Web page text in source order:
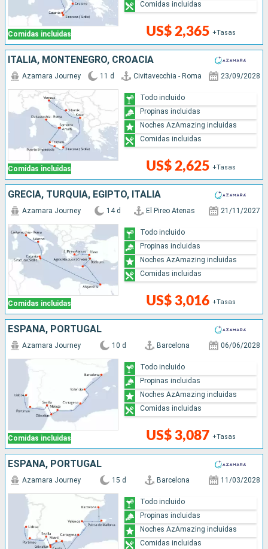
Comidas incluidas US$ 2,365 +Tasas
Comidas incluidas
ITALIA, MONTENEGRO, CROACIA
Comidas incluidas
Azamara Journey 11 d Civitavecchia - Roma 23/09/2028
US$ 2,625 +Tasas
Todo incluido
Propinas incluidas
Noches AzAmazing incluidas
Comidas incluidas
GRECIA, TURQUÍA, EGIPTO, ITALIA
Comidas incluidas
Azamara Journey 14 d El Pireo Atenas 21/11/2027
US$ 3,016 +Tasas
Todo incluido
Propinas incluidas
Noches AzAmazing incluidas
Comidas incluidas
ESPAÑA, PORTUGAL
Comidas incluidas
Azamara Journey 10 d Barcelona 06/06/2028
US$ 3,087 +Tasas
Todo incluido
Propinas incluidas
Noches AzAmazing incluidas
Comidas incluidas
ESPAÑA, PORTUGAL
Azamara Journey 15 d Barcelona 11/03/2028
Todo incluido
Propinas incluidas
Noches AzAmazing incluidas
Comidas incluidas